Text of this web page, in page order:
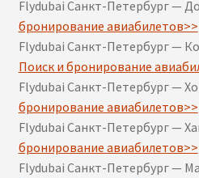
Flydubai Санкт-Петербург —
бронирование авиабилетов>>
Flydubai Санкт-Петербург —
Поиск и бронирование
Flydubai Санкт-Петербург —
бронирование авиабилетов>>
Flydubai Санкт-Петербург —
бронирование авиабилетов>>
Flydubai Санкт-Петербург —